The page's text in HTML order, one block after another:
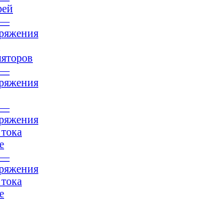
—
—
—
—